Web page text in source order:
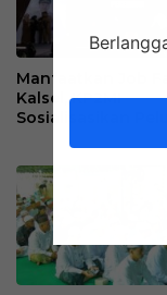
Manfaatkan Job
Kalsel, KP2MI
Sosialisasikan